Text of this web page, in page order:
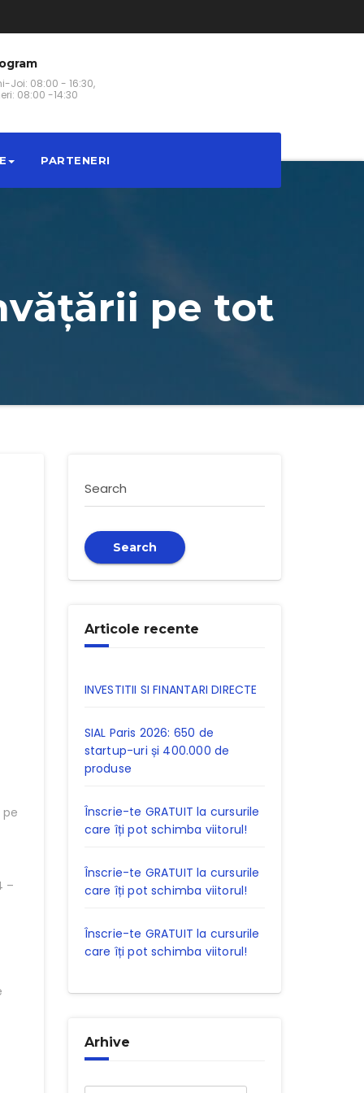
Joi: 08:00 - 16:30,
08:00 -14:30
PARTENERI
pe tot
pe
–
Search
Search
Articole recente
INVESTITII SI FINANTARI DIRECTE
SIAL Paris 2026: 650 de
startup-uri și 400.000 de
produse
Înscrie-te GRATUIT la cursurile
care îți pot schimba viitorul!
Înscrie-te GRATUIT la cursurile
care îți pot schimba viitorul!
Înscrie-te GRATUIT la cursurile
care îți pot schimba viitorul!
Arhive